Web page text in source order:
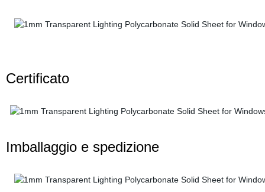
Certificato
Imballaggio e spedizione